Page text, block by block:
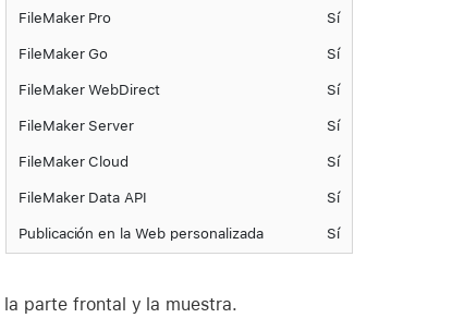
FileMaker Pro Sí
FileMaker Go Sí
FileMaker WebDirect Sí
FileMaker Server Sí
FileMaker Cloud Sí
FileMaker Data API Sí
Publicación en la Web personalizada Sí
parte frontal y la muestra.